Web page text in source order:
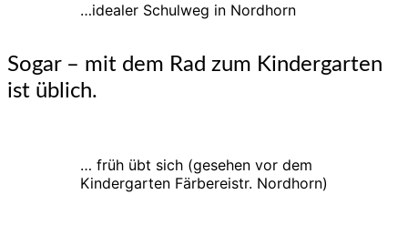
…idealer Schulweg in Nordhorn
Sogar – mit dem Rad zum Kindergarten
ist üblich.
… früh übt sich (gesehen vor dem
Kindergarten Färbereistr. Nordhorn)